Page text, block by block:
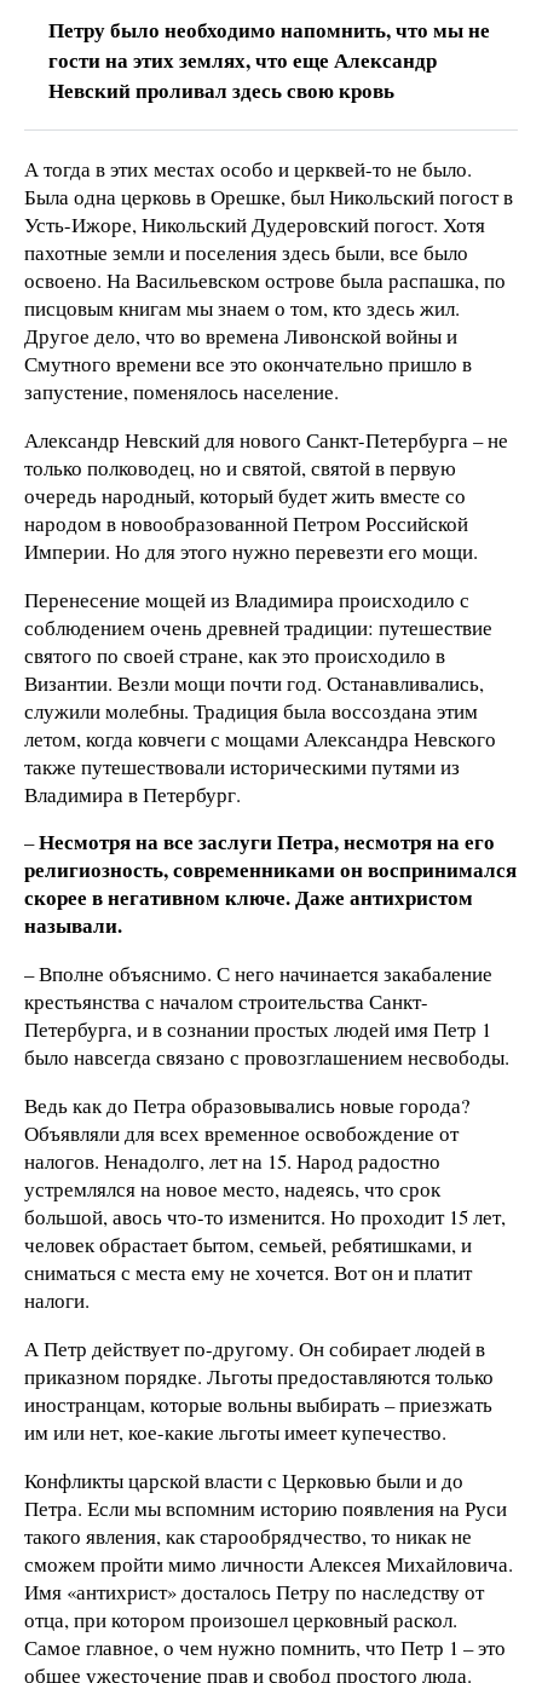
Петру было необходимо напомнить, что мы не
гости на этих землях, что еще Александр
Невский проливал здесь свою кровь
А тогда в этих местах особо и церквей-то не было.
Была одна церковь в Орешке, был Никольский погост в
Усть-Ижоре, Никольский Дудеровский погост. Хотя
пахотные земли и поселения здесь были, все было
освоено. На Васильевском острове была распашка, по
писцовым книгам мы знаем о том, кто здесь жил.
Другое дело, что во времена Ливонской войны и
Смутного времени все это окончательно пришло в
запустение, поменялось население.
Александр Невский для нового Санкт-Петербурга – не
только полководец, но и святой, святой в первую
очередь народный, который будет жить вместе со
народом в новообразованной Петром Российской
Империи. Но для этого нужно перевезти его мощи.
Перенесение мощей из Владимира происходило с
соблюдением очень древней традиции: путешествие
святого по своей стране, как это происходило в
Византии. Везли мощи почти год. Останавливались,
служили молебны. Традиция была воссоздана этим
летом, когда ковчеги с мощами Александра Невского
также путешествовали историческими путями из
Владимира в Петербург.
–Несмотря на все заслуги Петра, несмотря на его
религиозность, современниками он воспринимался
скорее в негативном ключе. Даже антихристом
называли.
– Вполне объяснимо. С него начинается закабаление
крестьянства с началом строительства Санкт-
Петербурга, и в сознании простых людей имя Петр 1
было навсегда связано с провозглашением несвободы.
Ведь как до Петра образовывались новые города?
Объявляли для всех временное освобождение от
налогов. Ненадолго, лет на 15. Народ радостно
устремлялся на новое место, надеясь, что срок
большой, авось что-то изменится. Но проходит 15 лет,
человек обрастает бытом, семьей, ребятишками, и
сниматься с места ему не хочется. Вот он и платит
налоги.
А Петр действует по-другому. Он собирает людей в
приказном порядке. Льготы предоставляются только
иностранцам, которые вольны выбирать – приезжать
им или нет, кое-какие льготы имеет купечество.
Конфликты царской власти с Церковью были и до
Петра. Если мы вспомним историю появления на Руси
такого явления, как старообрядчество, то никак не
сможем пройти мимо личности Алексея Михайловича.
Имя «антихрист» досталось Петру по наследству от
отца, при котором произошел церковный раскол.
Самое главное, о чем нужно помнить, что Петр 1 – это
общее ужесточение прав и свобод простого люда.